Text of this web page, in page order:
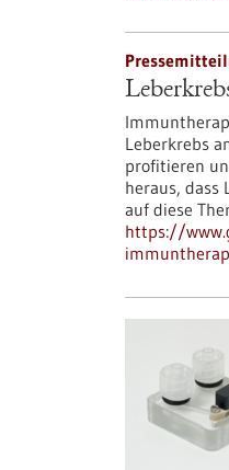
Leberkrebs
profitieren
heraus,
auf diese
https://